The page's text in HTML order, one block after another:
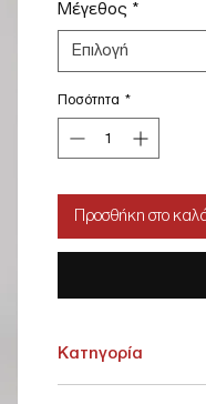
Μέγεθος *
Επιλογή
Ποσότητα *
Προσθήκη στο
Κατηγορία